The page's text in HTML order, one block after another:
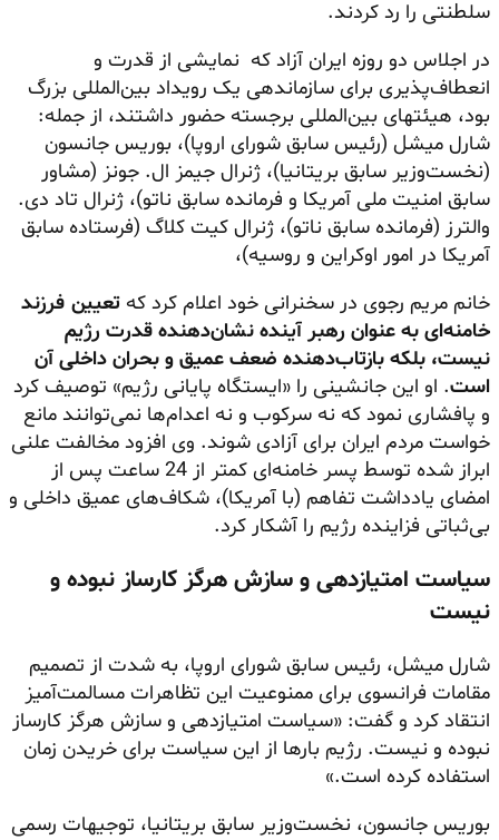
سلطنتی را رد کردند.
در اجلاس دو روزه ایران آزاد که نمایشی از قدرت و
انعطاف‌پذیری برای سازماندهی یک رویداد بین‌المللی بزرگ
بود، هیئتهای بین‌المللی برجسته حضور داشتند، از جمله:
شارل میشل (رئیس سابق شورای اروپا)، بوریس جانسون
(نخست‌وزیر سابق بریتانیا)، ژنرال جیمز ال. جونز (مشاور
سابق امنیت ملی آمریکا و فرمانده سابق ناتو)، ژنرال تاد دی.
والترز (فرمانده سابق ناتو)، ژنرال کیت کلاگ (فرستاده سابق
آمریکا در امور اوکراین و روسیه)،
خانم مریم رجوی در سخنرانی خود اعلام کرد که تعیین فرزند
خامنه‌ای به عنوان رهبر آینده نشان‌دهنده قدرت رژیم
نیست، بلکه بازتاب‌دهنده ضعف عمیق و بحران داخلی آن
است. او این جانشینی را «ایستگاه پایانی رژیم» توصیف کرد
و پافشاری نمود که نه سرکوب و نه اعدام‌ها نمی‌توانند مانع
خواست مردم ایران برای آزادی شوند. وی افزود مخالفت علنی
ابراز شده توسط پسر خامنه‌ای کمتر از 24 ساعت پس از
امضای یادداشت تفاهم (با آمریکا)، شکاف‌های عمیق داخلی و
بی‌ثباتی فزاینده رژیم را آشکار کرد.
سیاست امتیازدهی و سازش هرگز کارساز نبوده و
نیست
شارل میشل، رئیس سابق شورای اروپا، به شدت از تصمیم
مقامات فرانسوی برای ممنوعیت این تظاهرات مسالمت‌آمیز
انتقاد کرد و گفت: «سیاست امتیازدهی و سازش هرگز کارساز
نبوده و نیست. رژیم بارها از این سیاست برای خریدن زمان
استفاده کرده است.»
بوریس جانسون، نخست‌وزیر سابق بریتانیا، توجیهات رسمی